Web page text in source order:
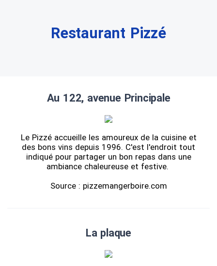
Restaurant Pizzé
Au 122, avenue Principale
Le Pizzé accueille les amoureux de la cuisine et
des bons vins depuis 1996. C'est l'endroit tout
indiqué pour partager un bon repas dans une
ambiance chaleureuse et festive.
Source : pizzemangerboire.com
La plaque